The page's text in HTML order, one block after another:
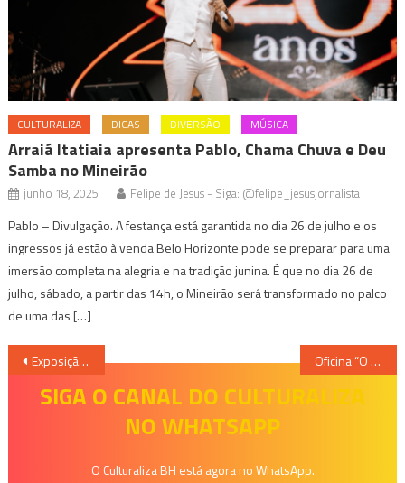
CULTURALIZA DICAS DIVERSÃO MÚSICA
Arraiá Itatiaia apresenta Pablo, Chama Chuva e Deu
Samba no Mineirão
junho 18, 2025 Felipe de Jesus - Siga: @felipe_jesusjornalista
Pablo – Divulgação. A festança está garantida no dia 26 de julho e os
ingressos já estão à venda Belo Horizonte pode se preparar para uma
imersão completa na alegria e na tradição junina. É que no dia 26 de
julho, sábado, a partir das 14h, o Mineirão será transformado no palco
de uma das […]
Navegação
Exposição Traços e Linhas, vários caminhos Oficina “O Subsolo Produtivo do Ator” com Cacá Carvalho
SIGA O CANAL DO CULTURALIZA
NO WHATSAPP
O Culturaliza BH está agora no WhatsApp.